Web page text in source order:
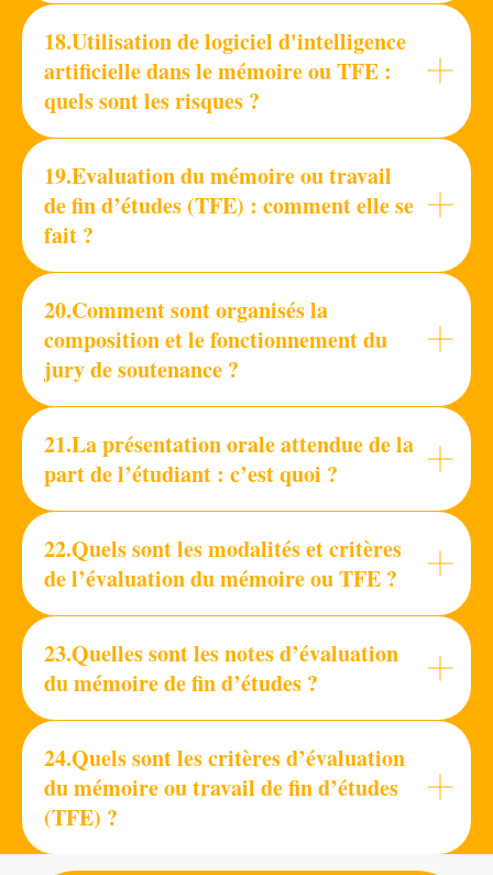
18.Utilisation de logiciel d'intelligence
artificielle dans le mémoire ou TFE :
quels sont les risques ?
19.Evaluation du mémoire ou travail
de fin d’études (TFE) : comment elle se
fait ?
20.Comment sont organisés la
composition et le fonctionnement du
jury de soutenance ?
21.La présentation orale attendue de la
part de l’étudiant : c’est quoi ?
22.Quels sont les modalités et critères
de l’évaluation du mémoire ou TFE ?
23.Quelles sont les notes d’évaluation
du mémoire de fin d’études ?
24.Quels sont les critères d’évaluation
du mémoire ou travail de fin d’études
(TFE) ?